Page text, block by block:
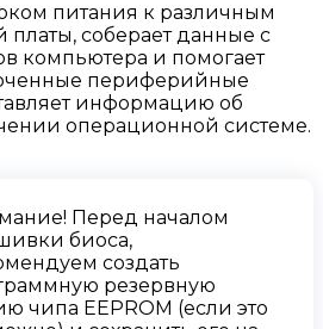
питания к различным
платы, соберает данные с
компьютера и помогает
периферийные
информацию об
операционной системе.
Перед началом
биоса,
создать
резервную
чипа EEPROM (если это